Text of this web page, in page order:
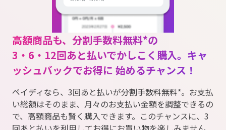
高額商品も、分割手数料無料*の
3・6・12回あと払いでかしこく購入。 キャ
ッシュバックでお得に 始めるチャンス！
ペイディなら、3回あと払いが分割手数料無料*。お支払
い総額はそのまま、月々のお支払い金額を調整できるの
で、高額商品も賢く購入できます。このチャンスに、3